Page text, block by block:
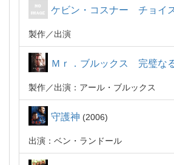
ケビン・コスナー チョイ
製作 出演
Ｍｒ．ブルックス 完璧な
製作 出演：アール・ブルックス
守護神 2006
出演：ベン・ランドール